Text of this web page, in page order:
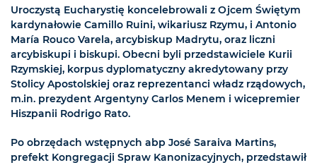
Uroczystą Eucharystię koncelebrowali z Ojcem Świętym
kardynałowie Camillo Ruini, wikariusz Rzymu, i Antonio
María Rouco Varela, arcybiskup Madrytu, oraz liczni
arcybiskupi i biskupi. Obecni byli przedstawiciele Kurii
Rzymskiej, korpus dyplomatyczny akredytowany przy
Stolicy Apostolskiej oraz reprezentanci władz rządowych,
m.in. prezydent Argentyny Carlos Menem i wicepremier
Hiszpanii Rodrigo Rato.
Po obrzędach wstępnych abp José Saraiva Martins,
prefekt Kongregacji Spraw Kanonizacyjnych, przedstawił